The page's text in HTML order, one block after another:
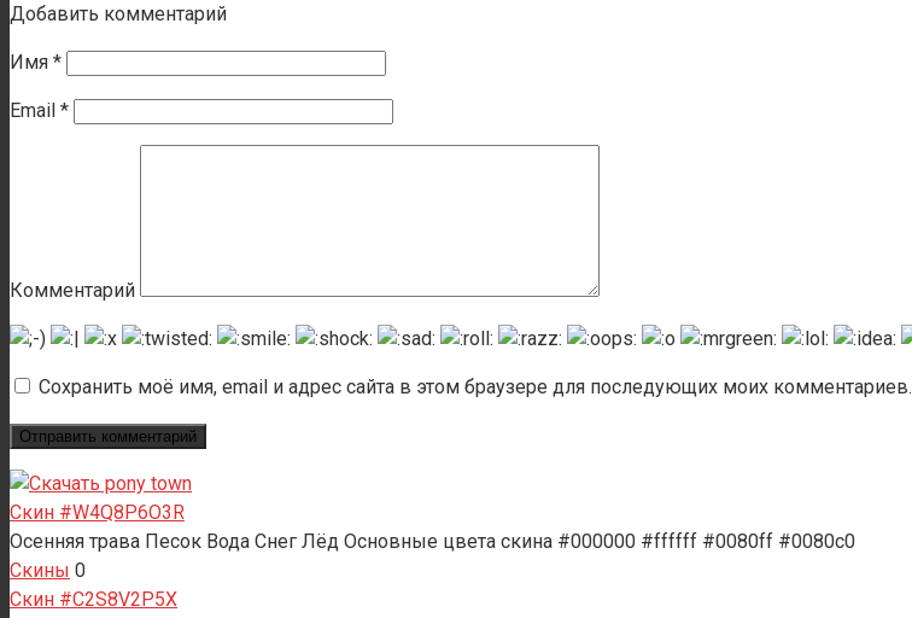
Добавить комментарий
Имя *
Email *
Комментарий
Сохранить моё имя, email и адрес сайта в этом браузере для последующих моих комментариев.
Скин #W4Q8P6O3R
Осенняя трава Песок Вода Снег Лёд Основные цвета скина #000000 #ffffff #0080ff #0080c0
Скины 0
Скин #C2S8V2P5X